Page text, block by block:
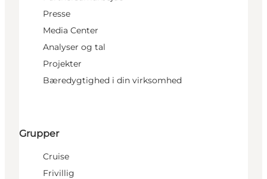
Presse
Media Center
Analyser og tal
Projekter
Bæredygtighed i din virksomhed
Grupper
Cruise
Frivillig